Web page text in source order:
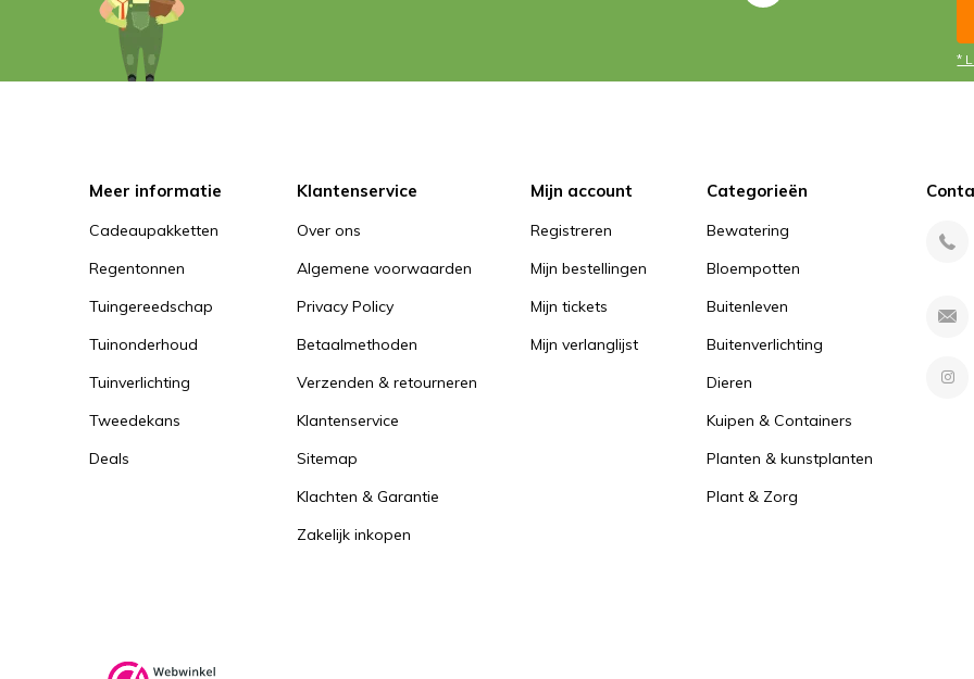
*
Meer informatie
Cadeaupakketten
Regentonnen
Tuingereedschap
Tuinonderhoud
Tuinverlichting
Tweedekans
Deals
Klantenservice
Over ons
Algemene voorwaarden
Privacy Policy
Betaalmethoden
Verzenden & retourneren
Klantenservice
Sitemap
Klachten & Garantie
Zakelijk inkopen
Mijn account
Registreren
Mijn bestellingen
Mijn tickets
Mijn verlanglijst
Categorieën
Bewatering
Bloempotten
Buitenleven
Buitenverlichting
Dieren
Kuipen & Containers
Planten & kunstplanten
Plant & Zorg